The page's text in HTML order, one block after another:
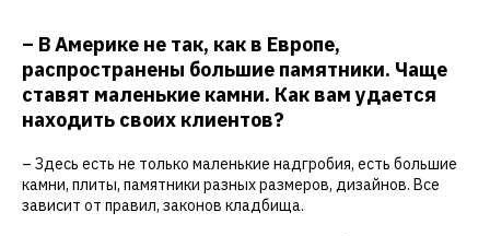
– В Америке не так, как в Европе,
распространены большие памятники. Чаще
ставят маленькие камни. Как вам удается
находить своих клиентов?
– Здесь есть не только маленькие надгробия, есть большие
камни, плиты, памятники разных размеров, дизайнов. Все
зависит от правил, законов кладбища.